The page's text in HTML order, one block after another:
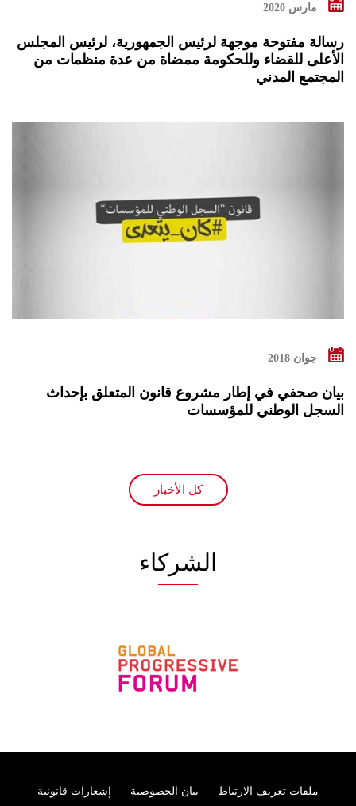
مارس 2020
رسالة مفتوحة موجهة لرئيس الجمهورية، لرئيس المجلس
الأعلى للقضاء وللحكومة ممضاة من عدة منظمات من
المجتمع المدني
جوان 2018
بیان صحفي في إطار مشروع قانون المتعلق بإحداث
السجل الوطني للمؤسسات
كل الأخبار
الشركاء
Footer
ملفات تعريف الارتباط بيان الخصوصية إشعارات قانونية